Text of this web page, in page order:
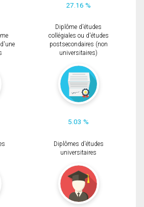
27.16 %
Diplôme d'études
collégiales ou d'études
postsecondaires (non
universitaires)
5.03 %
Diplômes d'études
universitaires